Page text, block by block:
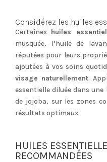
Considérez les huiles
Certaines huiles
musquée, l’huile de
réputées pour leurs
ajoutées à vos soins
visage naturellement.
essentielle diluée dans
de jojoba, sur les zones
résultats optimaux.
HUILES
RECOMMANDÉES